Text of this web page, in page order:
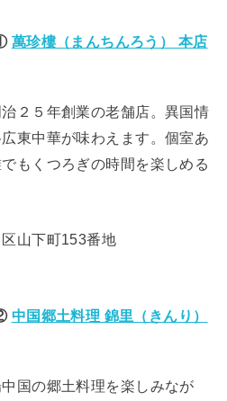
萬珍樓（まんちんろう） 本店
２５年創業の老舗店。異国情
東中華が味わえます。個室あ
もくつろぎの時間を楽しめる
山下町153番地
中国郷土料理 錦里（きんり）
国の郷土料理を楽しみなが